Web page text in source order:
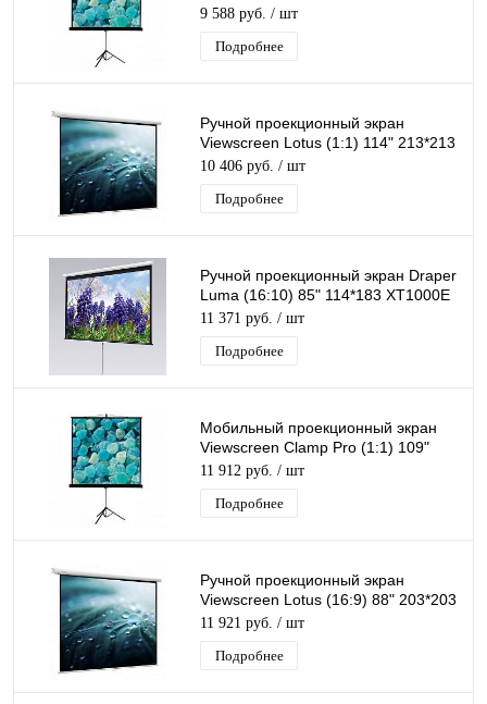
180*180 MW
9 588 руб. / шт
Подробнее
Ручной проекционный экран
Viewscreen Lotus (1:1) 114" 213*213
MW
10 406 руб. / шт
Подробнее
Ручной проекционный экран Draper
Luma (16:10) 85" 114*183 XT1000E
ebd:12''
11 371 руб. / шт
Подробнее
Мобильный проекционный экран
Viewscreen Clamp Pro (1:1) 109"
203*203 MW
11 912 руб. / шт
Подробнее
Ручной проекционный экран
Viewscreen Lotus (16:9) 88" 203*203
MW
11 921 руб. / шт
Подробнее